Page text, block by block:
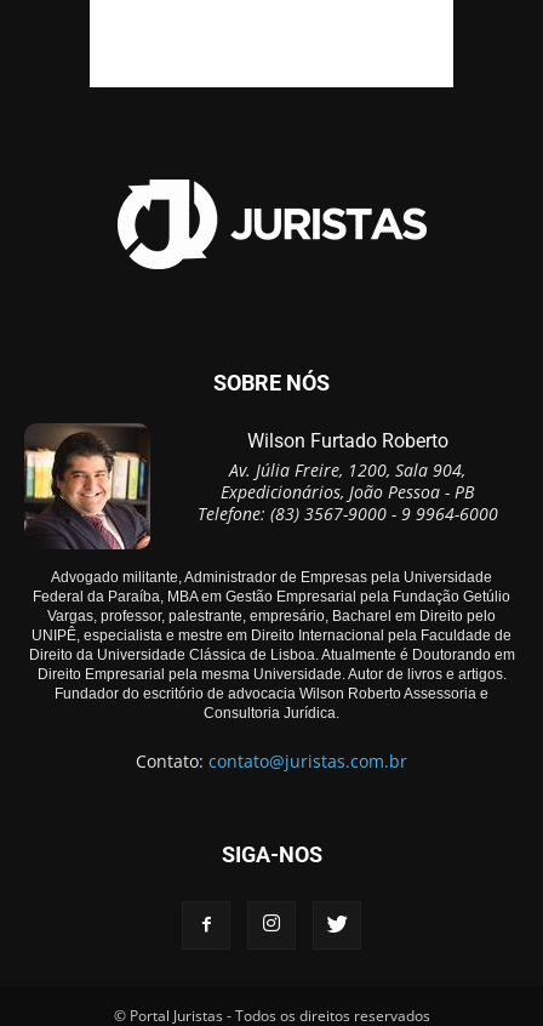
SOBRE NÓS
Wilson Furtado Roberto
Av. Júlia Freire, 1200, Sala 904,
Expedicionários, João Pessoa - PB
Telefone: (83) 3567-9000 - 9 9964-6000
Advogado militante, Administrador de Empresas pela Universidade
Federal da Paraíba, MBA em Gestão Empresarial pela Fundação Getúlio
Vargas, professor, palestrante, empresário, Bacharel em Direito pelo
UNIPÊ, especialista e mestre em Direito Internacional pela Faculdade de
Direito da Universidade Clássica de Lisboa. Atualmente é Doutorando em
Direito Empresarial pela mesma Universidade. Autor de livros e artigos.
Fundador do escritório de advocacia Wilson Roberto Assessoria e
Consultoria Jurídica.
Contato: contato@juristas.com.br
SIGA-NOS
© Portal Juristas - Todos os direitos reservados